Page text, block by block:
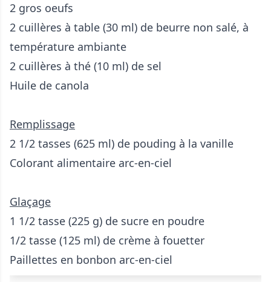
2 gros oeufs
2 cuillères à table (30 ml) de beurre non salé, à
température ambiante
2 cuillères à thé (10 ml) de sel
Huile de canola
Remplissage
2 1/2 tasses (625 ml) de pouding à la vanille
Colorant alimentaire arc-en-ciel
Glaçage
1 1/2 tasse (225 g) de sucre en poudre
1/2 tasse (125 ml) de crème à fouetter
Paillettes en bonbon arc-en-ciel